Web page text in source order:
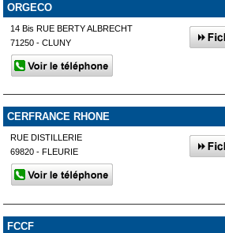
ORGECO
14 Bis RUE BERTY ALBRECHT
71250 - CLUNY
CERFRANCE RHONE
RUE DISTILLERIE
69820 - FLEURIE
FCCF